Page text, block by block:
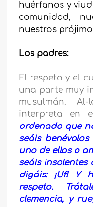
huérfanos y
comunidad,
nuestros
Los padres:
El respeto y el
una parte muy
musulmán.
interpreta en
ordenado que
seáis
uno de ellos o
seáis insolentes
digáis: ¡Uf! Y
respeto.
clemencia, y